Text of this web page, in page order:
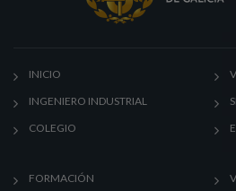
INICIO
INGENIERO INDUSTRIAL
COLEGIO
FORMACIÓN